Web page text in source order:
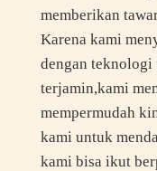
memberikan
Karena kami
dengan teknologi
terjamin,kami
mempermudah
kami untuk
kami bisa ikut